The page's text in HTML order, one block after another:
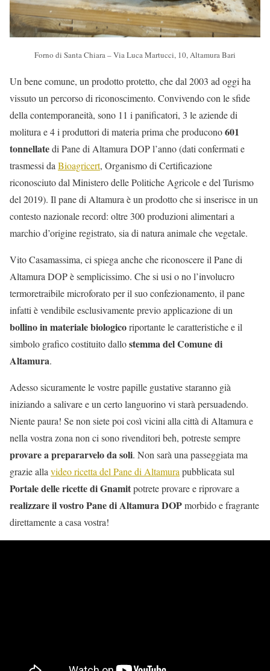
Forno di Santa Chiara – Via Luca Martucci, 10, Altamura Bari
Un bene comune, un prodotto protetto, che dal 2003 ad oggi ha
vissuto un percorso di riconoscimento. Convivendo con le sfide
della contemporaneità, sono 11 i panificatori, 3 le aziende di
molitura e 4 i produttori di materia prima che producono601
tonnellatedi Pane di Altamura DOP l’anno (dati confermati e
trasmessi da Bioagricert, Organismo di Certificazione
riconosciuto dal Ministero delle Politiche Agricole e del Turismo
del 2019). Il pane di Altamura è un prodotto che si inserisce in un
contesto nazionale record: oltre 300 produzioni alimentari a
marchio d’origine registrato, sia di natura animale che vegetale.
Vito Casamassima, ci spiega anche che riconoscere il Pane di
Altamura DOP è semplicissimo. Che si usi o no l’involucro
termoretraibile microforato per il suo confezionamento, il pane
infatti è vendibile esclusivamente previo applicazione di un
bollino in materiale biologicoriportante le caratteristiche e il
simbolo grafico costituito dallostemma del Comune di
Altamura.
Adesso sicuramente le vostre papille gustative staranno già
iniziando a salivare e un certo languorino vi starà persuadendo.
Niente paura! Se non siete poi così vicini alla città di Altamura e
nella vostra zona non ci sono rivenditori beh, potreste sempre
provare a prepararvelo da soli. Non sarà una passeggiata ma
grazie alla video ricetta del Pane di Altamura pubblicata sul
Portale delle ricette di Gnamitpotrete provare e riprovare a
realizzare il vostro Pane di Altamura DOPmorbido e fragrante
direttamente a casa vostra!